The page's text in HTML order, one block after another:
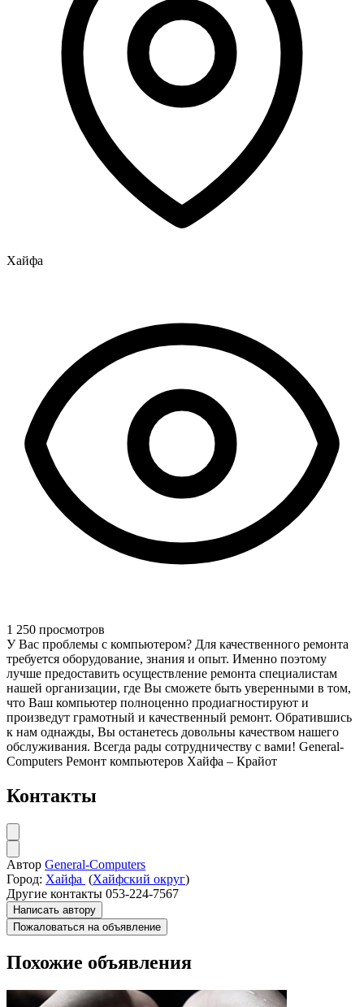
Хайфа
1 250 просмотров
У Вас проблемы с компьютером? Для качественного ремонта
требуется оборудование, знания и опыт. Именно поэтому
лучше предоставить осуществление ремонта специалистам
нашей организации, где Вы сможете быть уверенными в том,
что Ваш компьютер полноценно продиагностируют и
произведут грамотный и качественный ремонт. Обратившись
к нам однажды, Вы останетесь довольны качеством нашего
обслуживания. Всегда рады сотрудничеству с вами! General-
Computers Ремонт компьютеров Хайфа – Крайот
Контакты
Автор General-Computers
Город: Хайфа (Хайфский округ)
Другие контакты 053-224-7567
Написать автору
Пожаловаться на объявление
Похожие объявления